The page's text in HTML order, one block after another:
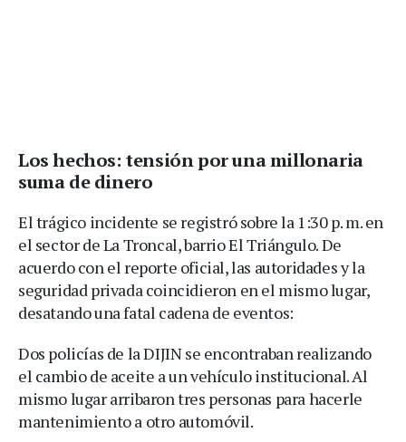
Los hechos: tensión por una millonaria
suma de dinero
El trágico incidente se registró sobre la 1:30 p. m. en
el sector de La Troncal, barrio El Triángulo. De
acuerdo con el reporte oficial, las autoridades y la
seguridad privada coincidieron en el mismo lugar,
desatando una fatal cadena de eventos:
Dos policías de la DIJIN se encontraban realizando
el cambio de aceite a un vehículo institucional. Al
mismo lugar arribaron tres personas para hacerle
mantenimiento a otro automóvil.